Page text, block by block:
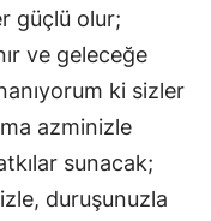
güçlü olur;
ve geleceğe
ki sizler
azminizle
sunacak;
duruşunuzla